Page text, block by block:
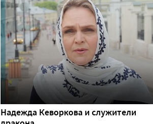
Надежда Кеворкова и служители